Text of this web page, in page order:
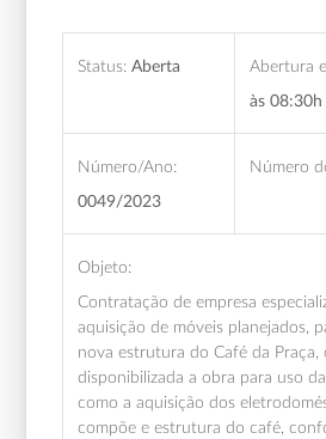
Status: Aberta Abertura
às 08:30h
Número/Ano:
0049/2023
Número
Objeto:
Contratação de empresa
aquisição de móveis planejados,
nova estrutura do Café da Praça,
disponibilizada a obra para uso
como a aquisição dos
compõe e estrutura do café,